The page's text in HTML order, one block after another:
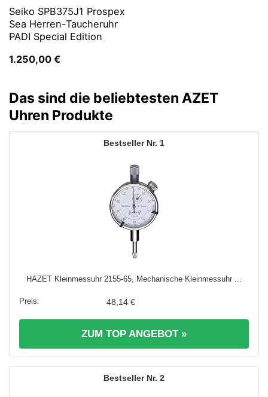
Seiko SPB375J1 Prospex
Sea Herren-Taucheruhr
PADI Special Edition
1.250,00 €
Das sind die beliebtesten AZET
Uhren Produkte
1
HAZET Kleinmessuhr 2155-65, Mechanische Kleinmessuhr ...
48,14 €
ZUM TOP ANGEBOT »
2